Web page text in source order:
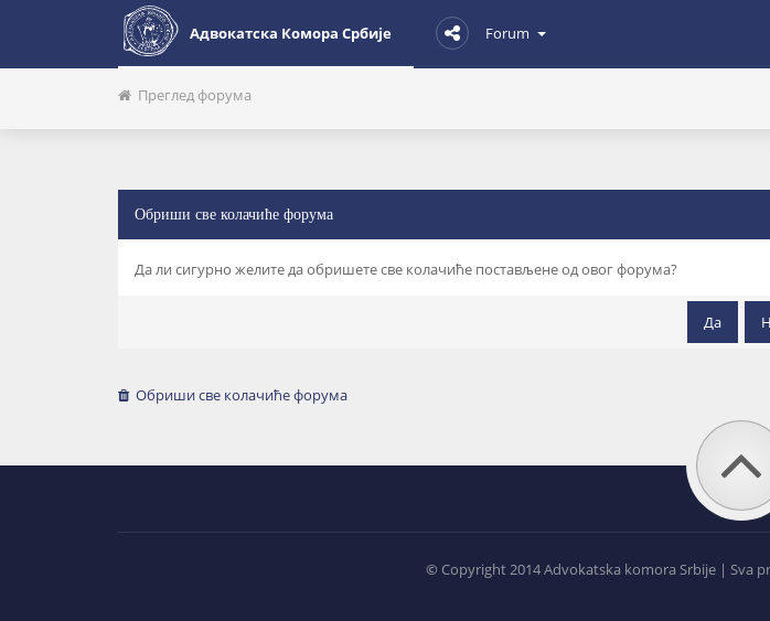
Адвокатска Комора Србије Forum
Преглед форума
Обриши све колачиће форума
Да ли сигурно желите да обришете све колачиће постављене од овог форума?
Обриши све колачиће форума
© Copyright 2014 Advokatska komora Srbije | Sva